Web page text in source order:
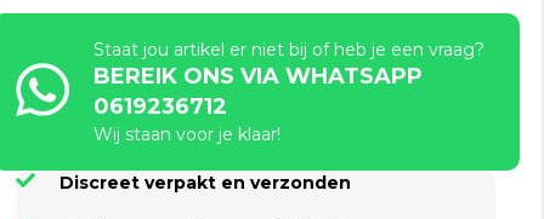
Staat jou artikel er niet bij of heb je een vraag?
BEREIK ONS VIA WHATSAPP
0619236712
Wij staan voor je klaar!
Discreet verpakt en verzonden